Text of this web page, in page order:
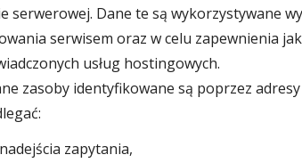
serwerowej. Dane te są wykorzystywane
serwisem oraz w celu zapewnienia
usług hostingowych.
zasoby identyfikowane są poprzez
zapytania,